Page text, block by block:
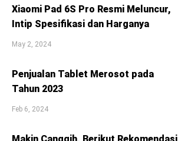
Xiaomi Pad 6S Pro Resmi Meluncur,
Intip Spesifikasi dan Harganya
May 2, 2024
Penjualan Tablet Merosot pada
Tahun 2023
Feb 6, 2024